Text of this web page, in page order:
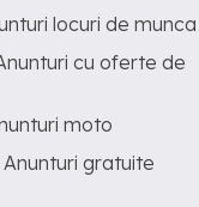
locuri de munca
cu oferte de
moto
Anunturi gratuite